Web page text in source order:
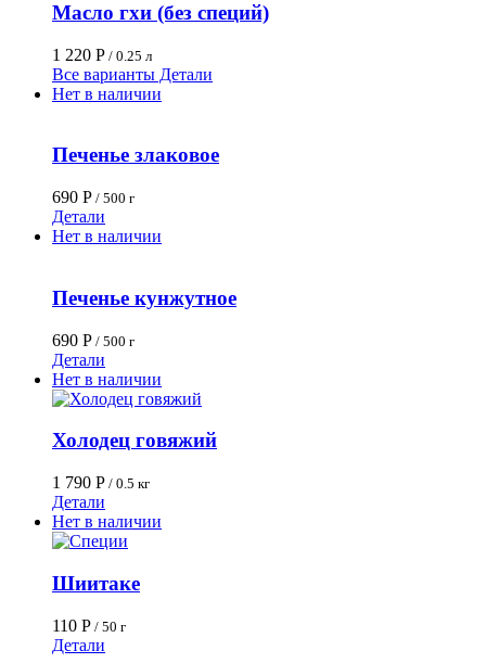
Масло гхи (без специй)
1 220 Р / 0.25 л
Все варианты Детали
Нет в наличии
Печенье злаковое
690 Р / 500 г
Детали
Нет в наличии
Печенье кунжутное
690 Р / 500 г
Детали
Нет в наличии
Холодец говяжий
1 790 Р / 0.5 кг
Детали
Нет в наличии
Шиитаке
110 Р / 50 г
Детали